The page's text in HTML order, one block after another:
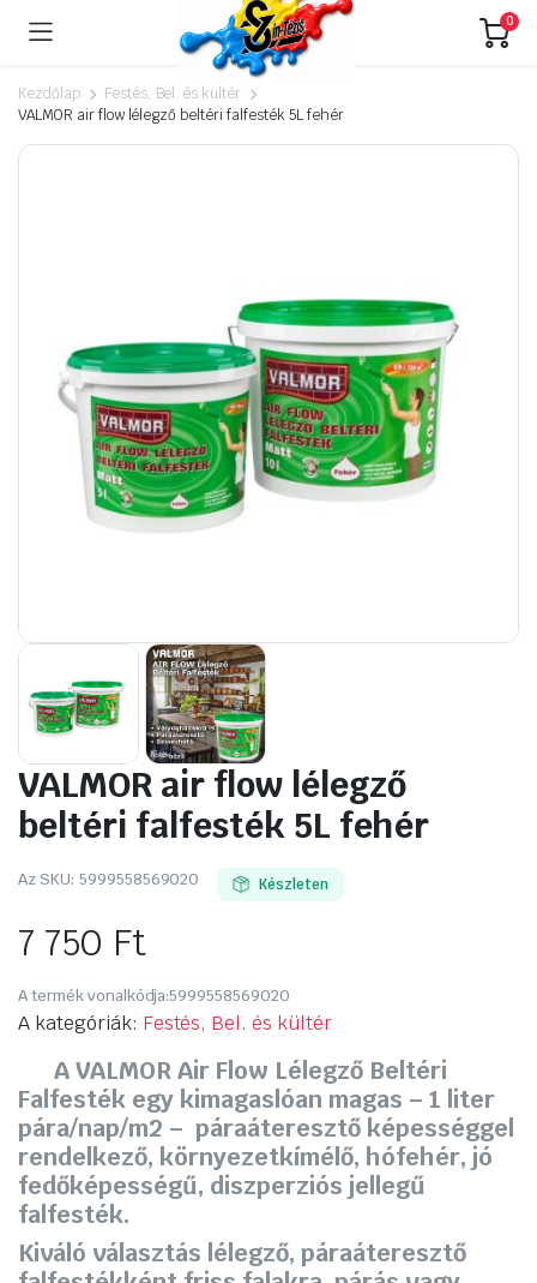
0
Kezdőlap
Festés, Bel. és kültér
VALMOR air flow lélegző beltéri falfesték 5L fehér
VALMOR air flow lélegző
beltéri falfesték 5L fehér
Az SKU: 5999558569020 Készleten
7 750 Ft
A termék vonalkódja:5999558569020
A kategóriák: Festés, Bel. és kültér
A VALMOR Air Flow Lélegző Beltéri
Falfesték egy kimagaslóan magas – 1 liter
pára/nap/m2 – páraáteresztő képességgel
rendelkező, környezetkímélő, hófehér, jó
fedőképességű, diszperziós jellegű
falfesték.
Kiváló választás lélegző, páraáteresztő